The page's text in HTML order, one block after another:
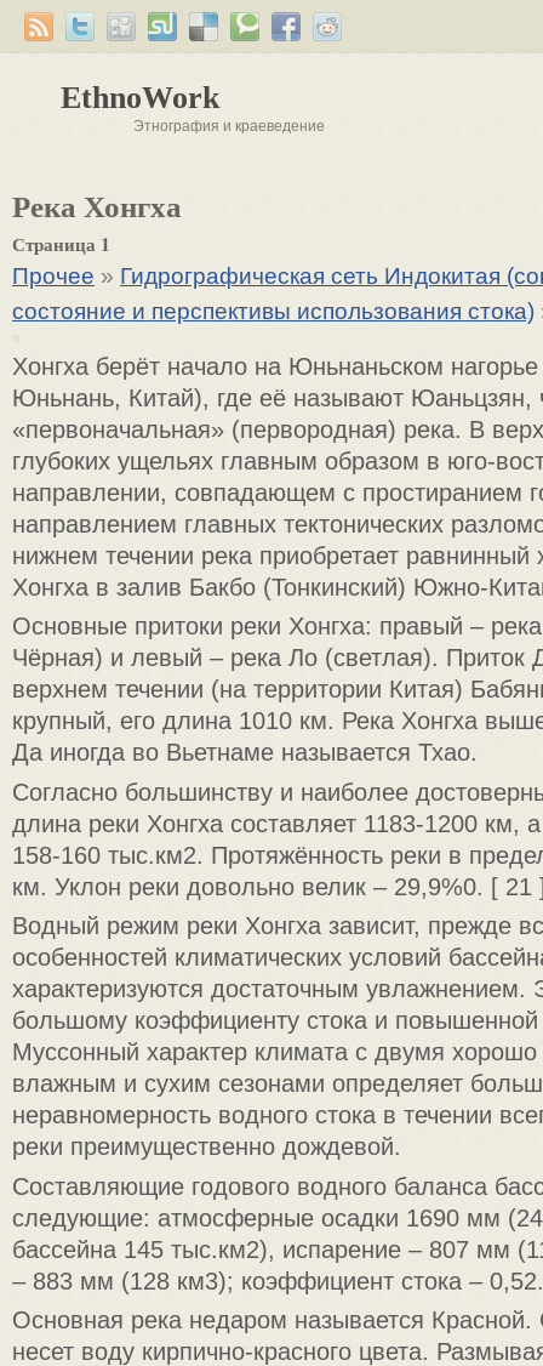
EthnoWork
Этнография и краеведение
Река Хонгха
Страница 1
Прочее » Гидрографическая сеть Индокитая
состояние и перспективы использования стока)
Хонгха берёт начало на Юньнаньском
Юньнань, Китай), где её называют Юаньцзян,
«первоначальная» (первородная) река. В
глубоких ущельях главным образом в юго-
направлении, совпадающем с простиранием
направлением главных тектонических
нижнем течении река приобретает равнинный
Хонгха в залив Бакбо (Тонкинский) Южно-
Основные притоки реки Хонгха: правый –
Чёрная) и левый – река Ло (светлая). Приток
верхнем течении (на территории Китая)
крупный, его длина 1010 км. Река Хонгха
Да иногда во Вьетнаме называется Тхао.
Согласно большинству и наиболее
длина реки Хонгха составляет 1183-1200 км,
158-160 тыс.км2. Протяжённость реки в
км. Уклон реки довольно велик – 29,9%0. [ 21
Водный режим реки Хонгха зависит, прежде
особенностей климатических условий
характеризуются достаточным увлажнением.
большому коэффициенту стока и повышенной
Муссонный характер климата с двумя
влажным и сухим сезонами определяет
неравномерность водного стока в течении
реки преимущественно дождевой.
Составляющие годового водного баланса
следующие: атмосферные осадки 1690 мм
бассейна 145 тыс.км2), испарение – 807 мм
– 883 мм (128 км3); коэффициент стока – 0,52.
Основная река недаром называется Красной.
несет воду кирпично-красного цвета.